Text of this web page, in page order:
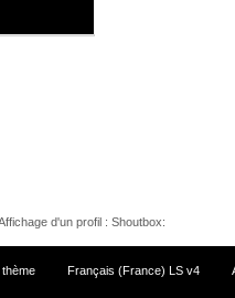
d'un profil : Shoutbox:
Français (France) LS v4